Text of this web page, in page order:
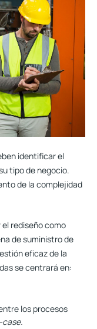
identificar el
tipo de negocio.
de la complejidad
rediseño como
de suministro de
eficaz de la
se centrará en:
los procesos